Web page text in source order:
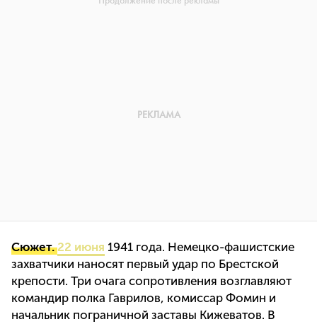
Сюжет. 22 июня 1941 года. Немецко-фашистские
захватчики наносят первый удар по Брестской
крепости. Три очага сопротивления возглавляют
командир полка Гаврилов, комиссар Фомин и
начальник пограничной заставы Кижеватов. В